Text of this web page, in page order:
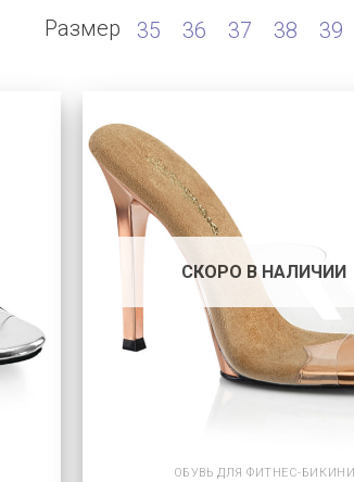
Размер 35 36 37 38 39
СКОРО В НАЛИЧИИ
ОБУВЬ ДЛЯ ФИТНЕС-БИКИНИ